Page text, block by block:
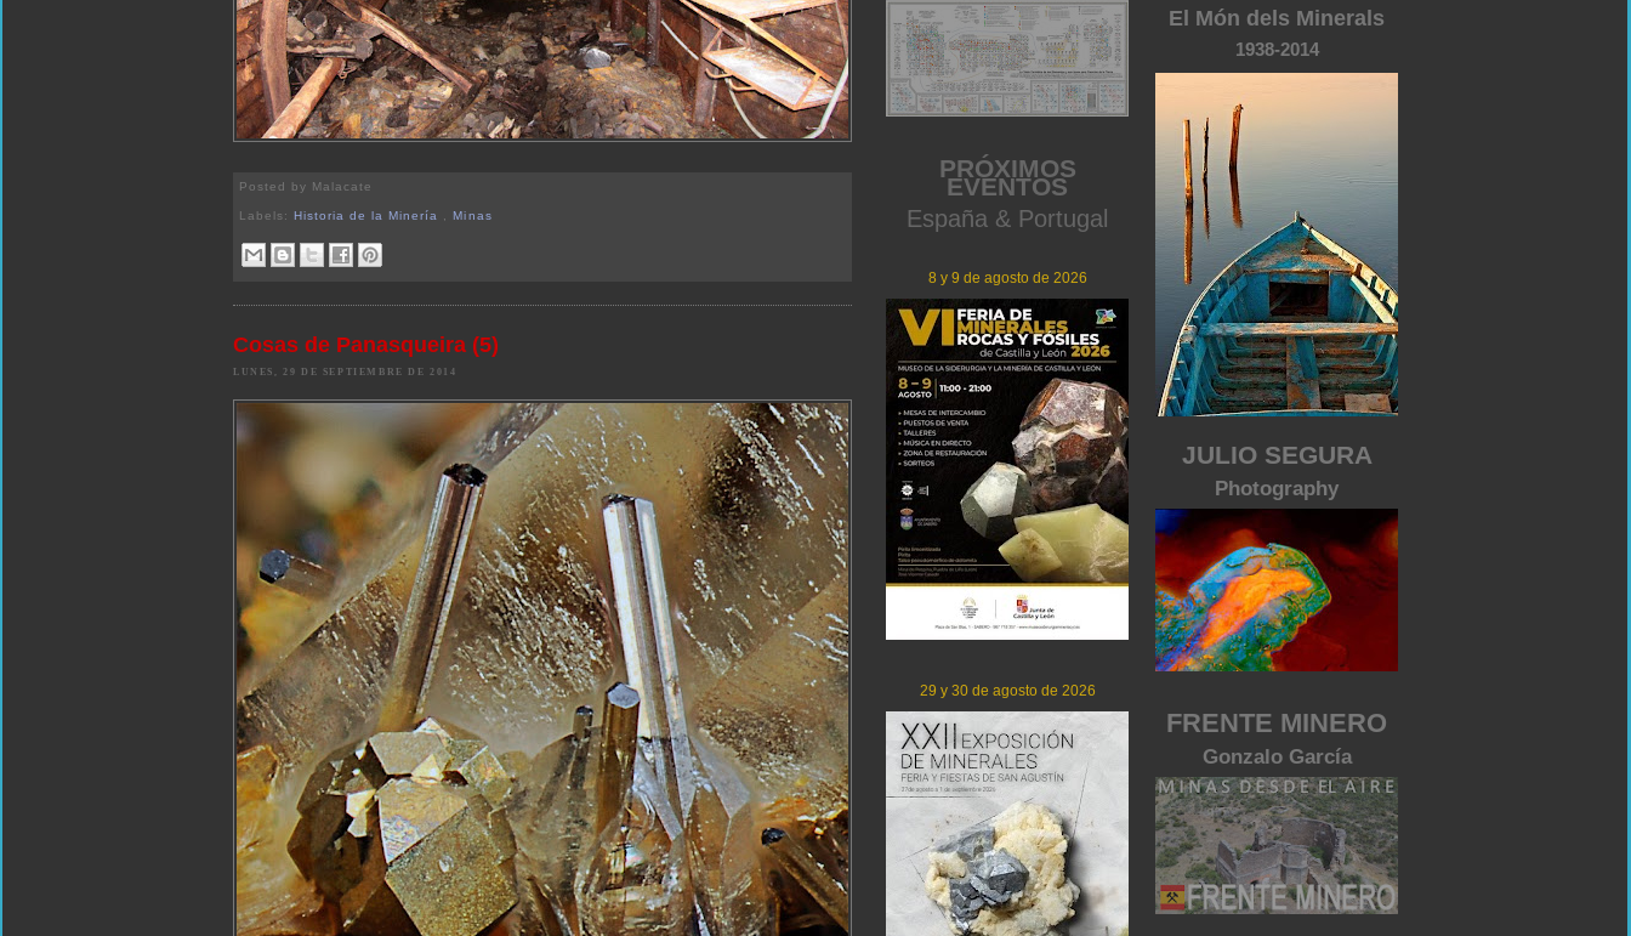
El Món dels Minerals
1938-2014
JULIO SEGURA
Photography
FRENTE MINERO
Gonzalo García
Posted by Malacate
Labels:Historia de la Minería ,Minas
Cosas de Panasqueira (5)
LUNES, 29 DE SEPTIEMBRE DE 2014
PRÓXIMOS
EVENTOS
España & Portugal
8 y 9 de agosto de 2026
29 y 30 de agosto de 2026